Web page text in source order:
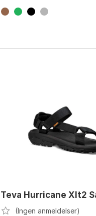
Teva Hurricane Xlt2
(Ingen anmeldelser)